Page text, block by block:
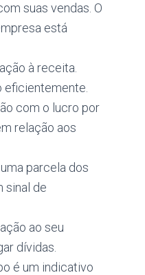
suas vendas. O
está
à receita.
eficientemente.
com o lucro por
relação aos
parcela dos
sinal de
ao seu
dívidas.
é um indicativo